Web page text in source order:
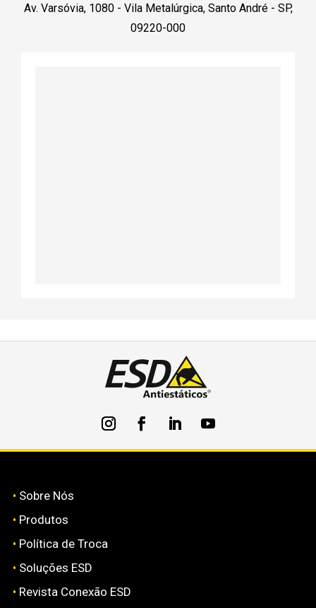
Av. Varsóvia, 1080 - Vila Metalúrgica, Santo André - SP,
09220-000
• Sobre Nós
• Produtos
• Política de Troca
• Soluções ESD
• Revista Conexão ESD